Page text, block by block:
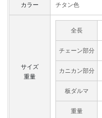
カラー チタン色
サイズ
重量
全長
チェーン部分
カニカン部分
板ダルマ
重量